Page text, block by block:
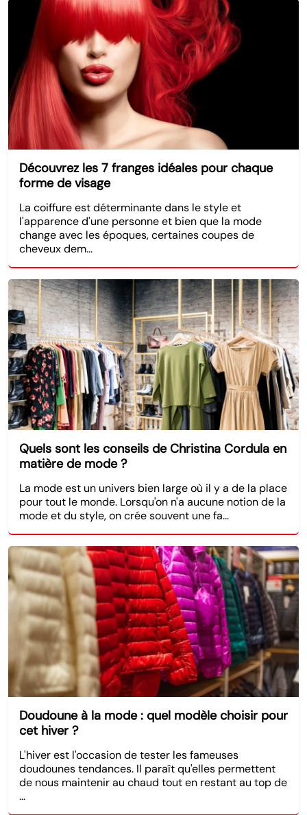
Découvrez les 7 franges idéales pour chaque
forme de visage
La coiffure est déterminante dans le style et
l'apparence d'une personne et bien que la mode
change avec les époques, certaines coupes de
cheveux dem...
Quels sont les conseils de Christina Cordula en
matière de mode ?
La mode est un univers bien large où il y a de la place
pour tout le monde. Lorsqu'on n'a aucune notion de la
mode et du style, on crée souvent une fa...
Doudoune à la mode : quel modèle choisir pour
cet hiver ?
L'hiver est l'occasion de tester les fameuses
doudounes tendances. Il paraît qu'elles permettent
de nous maintenir au chaud tout en restant au top de
...